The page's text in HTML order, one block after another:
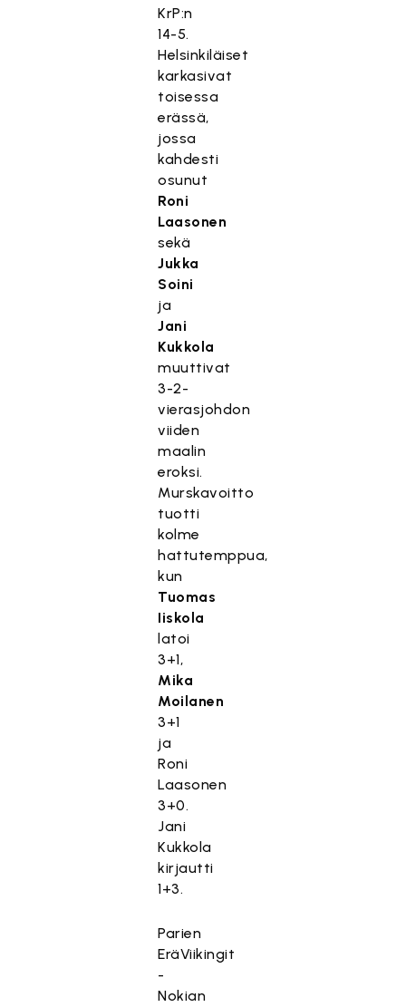
KrP:n
14-5.
Helsinkiläiset
karkasivat
toisessa
erässä,
jossa
kahdesti
osunut
Roni
Laasonen
sekä
Jukka
Soini
ja
Jani
Kukkola
muuttivat
3-2-
vierasjohdon
viiden
maalin
eroksi.
Murskavoitto
tuotti
kolme
hattutemppua,
kun
Tuomas
Iiskola
latoi
3+1,
Mika
Moilanen
3+1
ja
Roni
Laasonen
3+0.
Jani
Kukkola
kirjautti
1+3.
Parien
EräViikingit
-
Nokian